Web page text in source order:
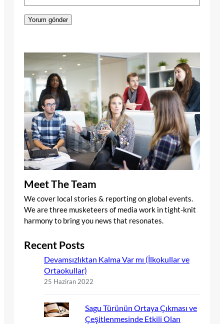
Meet The Team
We cover local stories & reporting on global events.
We are three musketeers of media work in tight-knit
harmony to bring you news that resonates.
Recent Posts
Devamsızlıktan Kalma Var mı (İlkokullar ve
Ortaokullar)
25 Haziran 2022
Sagu Türünün Ortaya Çıkması ve
Çeşitlenmesinde Etkili Olan